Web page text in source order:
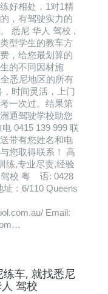
好相处，1对1精
，有驾驶实力的
悉尼 华人 驾校 ,
型学生的教车方
，给您最划算的
的不同因材施
悉尼地区的所有
时间灵活，上门
一次过。结果第
通驾驶学校助您
0415 139 999 联
带有您姓名和电
您取得联系！ 高
练,专业尽责,经验
驾校 粤 语: 0428
址：6/110 Queens
Email:
车, 就找悉尼
驾校